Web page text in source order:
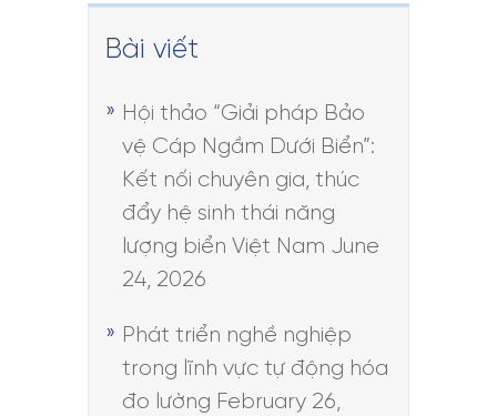
Bài viết
Hội thảo “Giải pháp Bảo
vệ Cáp Ngầm Dưới Biển”:
Kết nối chuyên gia, thúc
đẩy hệ sinh thái năng
lượng biển Việt Nam June
24, 2026
Phát triển nghề nghiệp
trong lĩnh vực tự động hóa
đo lường February 26,